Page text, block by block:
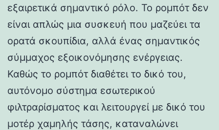
εξαιρετικά σημαντικό ρόλο. Το ρομπότ δεν
είναι απλώς μια συσκευή που μαζεύει τα
ορατά σκουπίδια, αλλά ένας σημαντικός
σύμμαχος εξοικονόμησης ενέργειας.
Καθώς το ρομπότ διαθέτει το δικό του,
αυτόνομο σύστημα εσωτερικού
φιλτραρίσματος και λειτουργεί με δικό του
μοτέρ χαμηλής τάσης, καταναλώνει